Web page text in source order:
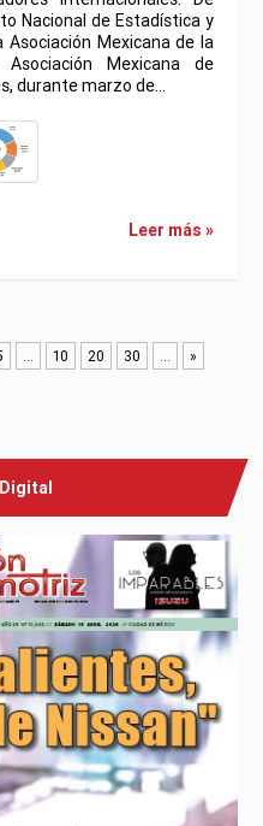
Nacional de Estadística y
Mexicana de la
Mexicana de
durante marzo de…
Leer más »
... 10 20 30 ...
»